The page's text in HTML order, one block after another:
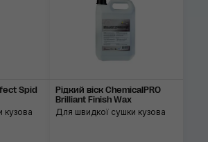
Spid
кузова
Рідкий віск ChemicalPRO
Brilliant Finish Wax
Для швидкої сушки кузова